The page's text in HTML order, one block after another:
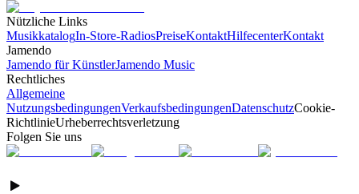
Nützliche Links
MusikkatalogIn-Store-RadiosPreiseKontaktHilfecenterKontakt
Jamendo
Jamendo für KünstlerJamendo Music
Rechtliches
Allgemeine
NutzungsbedingungenVerkaufsbedingungenDatenschutzCookie-
RichtlinieUrheberrechtsverletzung
Folgen Sie uns